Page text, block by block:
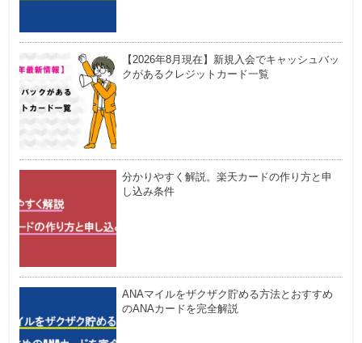
【2026年8月現在】新規入会でキャッシュバッ
クがあるクレジットカード一覧
分かりやすく解説。楽天カードの作り方と申
し込み条件
ANAマイルをザクザク貯める方法とおすすめ
のANAカードを完全解説